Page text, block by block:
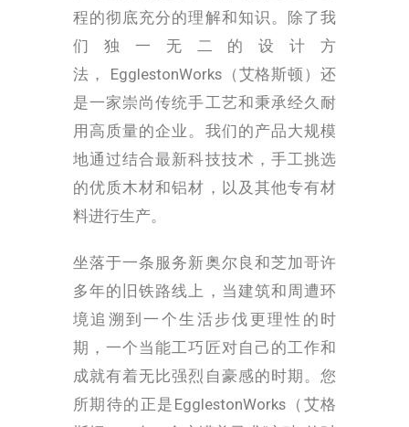
程的彻底充分的理解和知识。除了我
们独一无二的设计方
法，
EgglestonWorks（艾格斯顿）还
是一家崇尚传统手工艺和秉承经久耐
用高质量的企业。我们的产品大规模
地通过结合最新科技技术，手工挑选
的优质木材和铝材，以及其他专有材
料进行生产。
坐落于一条服务新奥尔良和芝加哥许
多年的旧铁路线上，当建筑和周遭环
境追溯到一个生活步伐更理性的时
期，一个当能工巧匠对自己的工作和
成就有着无比强烈自豪感的时期。您
所期待的正是 EgglestonWorks（艾格